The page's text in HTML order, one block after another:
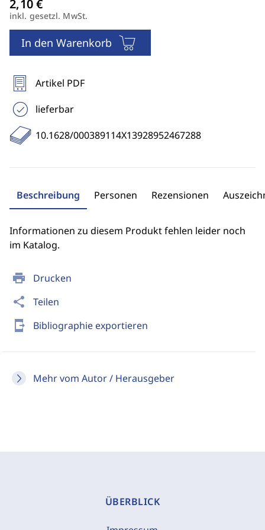
print Drucken
share Teilen
send_to_mobile Bibliographie exportieren
Mehr vom Autor / Herausgeber
inkl. gesetzl. MwSt.
In den Warenkorb
Artikel PDF
lieferbar
10.1628/000389114X13928952467288
Beschreibung Personen Rezensionen
Informationen zu diesem Produkt fehlen leider noch
im Katalog.
ÜBERBLICK